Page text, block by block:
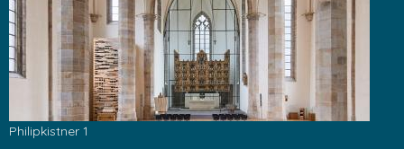
Philipkistner 1